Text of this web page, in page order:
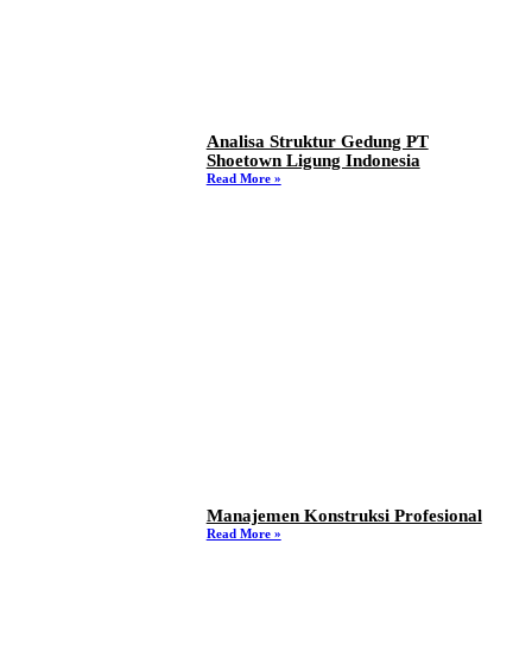
Analisa Struktur Gedung PT
Shoetown Ligung Indonesia
Read More »
Manajemen Konstruksi Profesional
Read More »